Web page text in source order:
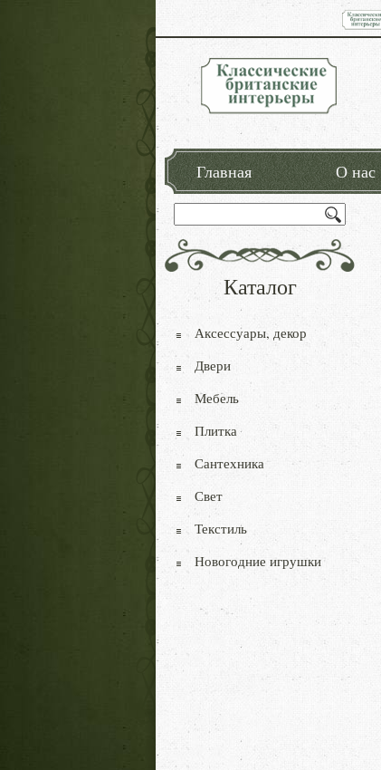
Главная О нас
Каталог
Аксессуары, декор
Двери
Мебель
Плитка
Сантехника
Свет
Текстиль
Новогодние игрушки